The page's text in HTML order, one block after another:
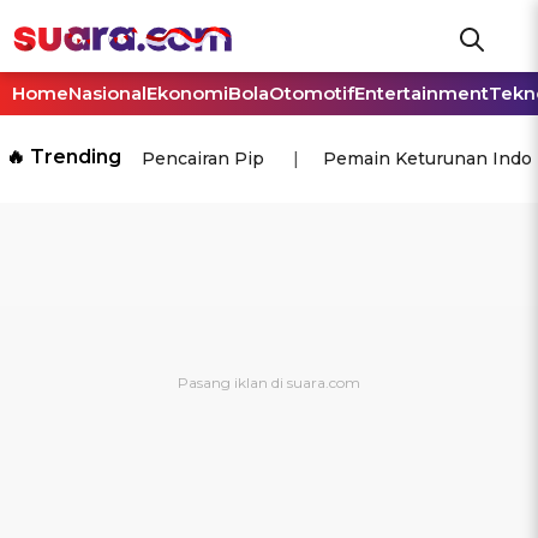
HomeNasionalEkonomiBolaOtomotifEntertainment
🔥 Trending Pencairan Pip Pemain Keturunan